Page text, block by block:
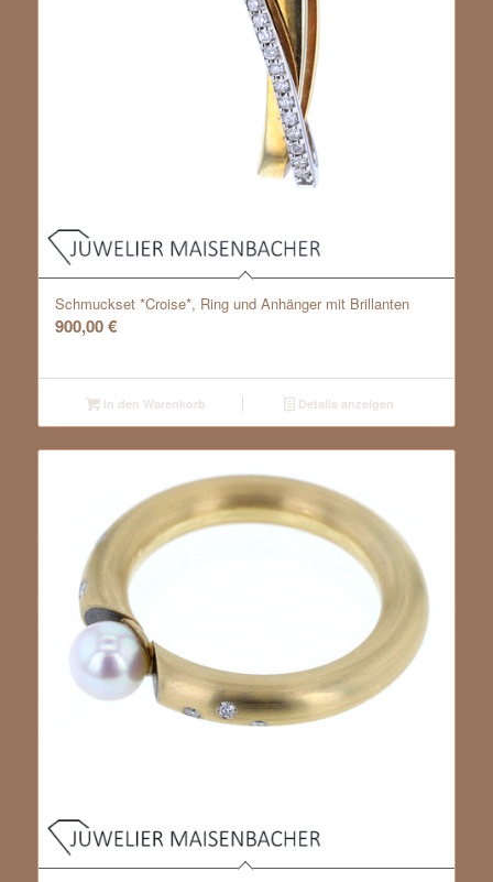
Schmuckset *Croise*, Ring und Anhänger mit Brillanten
900,00€
In den Warenkorb Details anzeigen